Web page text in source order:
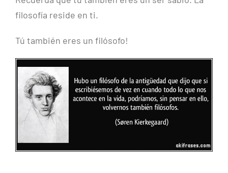
filosofía reside en ti.
Tú también eres un filósofo!